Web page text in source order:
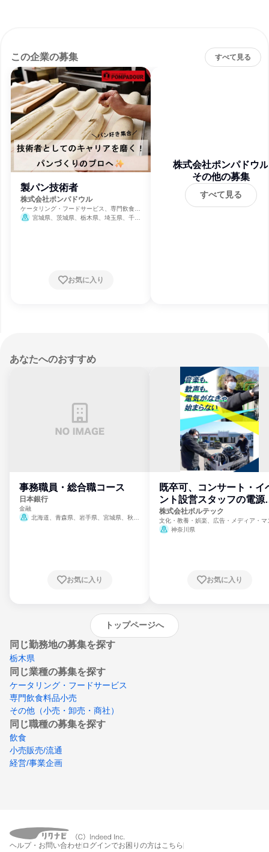
この企業の募集 すべて見る
製パン技術者
株式会社ポンパドウル
ケータリング・フードサービス、専門飲食料
品小売、小売・卸売・商社
宮城県、茨城県、栃木県、埼玉県、千葉
お気に入り
株式会社ポンパドウル
その他の募集
すべて見る
あなたへのおすすめ
事務職員・総合職コース
日本銀行
金融
北海道、青森県、岩手県、宮城県、秋田
崎県、熊本県、大分県、宮崎県、鹿児島県、
お気に入り
既卒可、コンサート・イ
ント設営スタッフの電源
門
株式会社ボルテック
文化・教養・娯楽、広告・メディア・マ
ミ、電力・ガス・水道・エネルギー
神奈川県
お気に入り
トップページへ
同じ勤務地の募集を探す
栃木県
同じ業種の募集を探す
ケータリング・フードサービス
専門飲食料品小売
その他（小売・卸売・商社）
同じ職種の募集を探す
飲食
小売販売/流通
経営/事業企画
ヘルプ・お問い合わせ ログインでお困りの方はこちら